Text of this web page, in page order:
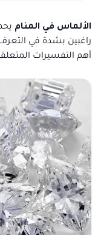
الألماس في المنام
راغبين بشدة في
أهم التفسيرات